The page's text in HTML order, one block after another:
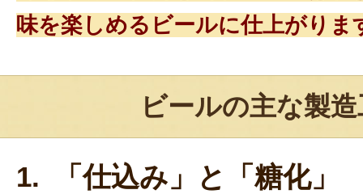
味を楽しめるビールに仕上がりま
ビールの主な製
1. 「仕込み」と「糖化」